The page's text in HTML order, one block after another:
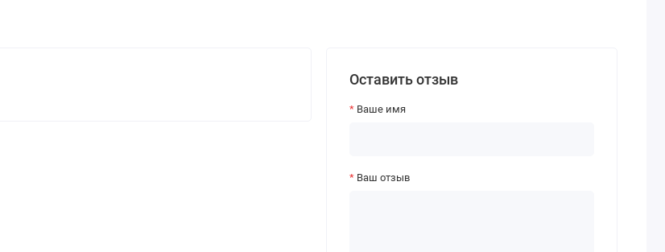
Оставить отзыв
Ваше имя
Ваш отзыв